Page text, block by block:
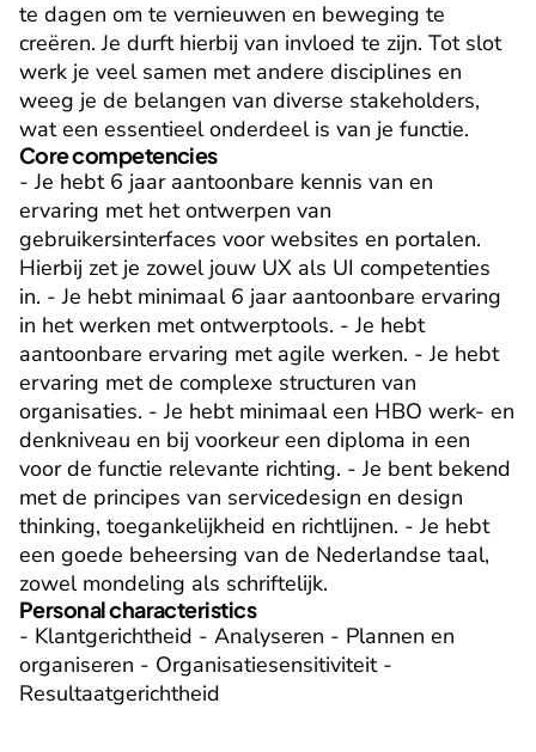
te dagen om te vernieuwen en beweging te
creëren. Je durft hierbij van invloed te zijn. Tot slot
werk je veel samen met andere disciplines en
weeg je de belangen van diverse stakeholders,
wat een essentieel onderdeel is van je functie.
Core competencies
- Je hebt 6 jaar aantoonbare kennis van en
ervaring met het ontwerpen van
gebruikersinterfaces voor websites en portalen.
Hierbij zet je zowel jouw UX als UI competenties
in. - Je hebt minimaal 6 jaar aantoonbare ervaring
in het werken met ontwerptools. - Je hebt
aantoonbare ervaring met agile werken. - Je hebt
ervaring met de complexe structuren van
organisaties. - Je hebt minimaal een HBO werk- en
denkniveau en bij voorkeur een diploma in een
voor de functie relevante richting. - Je bent bekend
met de principes van servicedesign en design
thinking, toegankelijkheid en richtlijnen. - Je hebt
een goede beheersing van de Nederlandse taal,
zowel mondeling als schriftelijk.
Personal characteristics
- Klantgerichtheid - Analyseren - Plannen en
organiseren - Organisatiesensitiviteit -
Resultaatgerichtheid